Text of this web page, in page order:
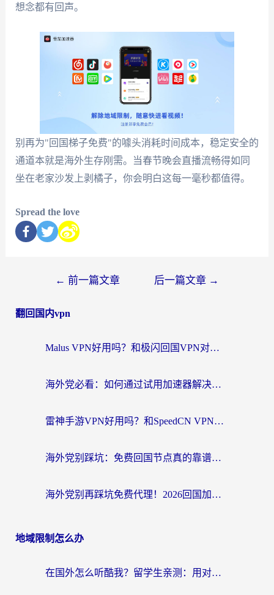
想念都有回声。
别再为"回国梯子免费"的噱头消耗时间成本，稳定安全的
通道本就是海外生存刚需。当春节晚会直播流畅得如同
坐在老家沙发上剥橘子，你会明白这每一毫秒都值得。
Spread the love
← 前一篇文章 后一篇文章 →
翻回国内vpn
Malus VPN好用吗？和极闪回国VPN对比哪个回国效果更好？海外党亲测3款加速器+避坑指南
海外党必看：如何通过试用加速器解决国内APP地区限制？附2026最新对比测评
雷神手游VPN好用吗？和SpeedCN VPN对比哪个回国效果更好？海外党亲测3款加速器+避坑指南
海外党别踩坑：免费回国节点真的靠谱吗？教你选对加速器无缝访问国内资源
海外党别再踩坑免费代理！2026回国加速器全攻略：从选线到避坑，无缝访问国内资源
地域限制怎么办
在国外怎么听酷我？留学生亲测：用对加速器就能畅听国内音乐听书